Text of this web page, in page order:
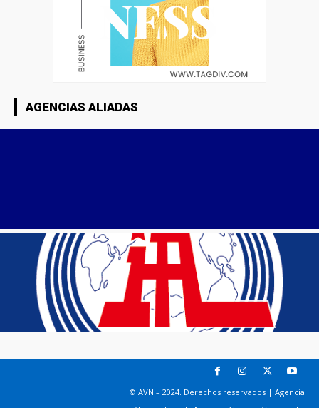
AGENCIAS ALIADAS
© AVN – 2024. Derechos reservados | Agencia